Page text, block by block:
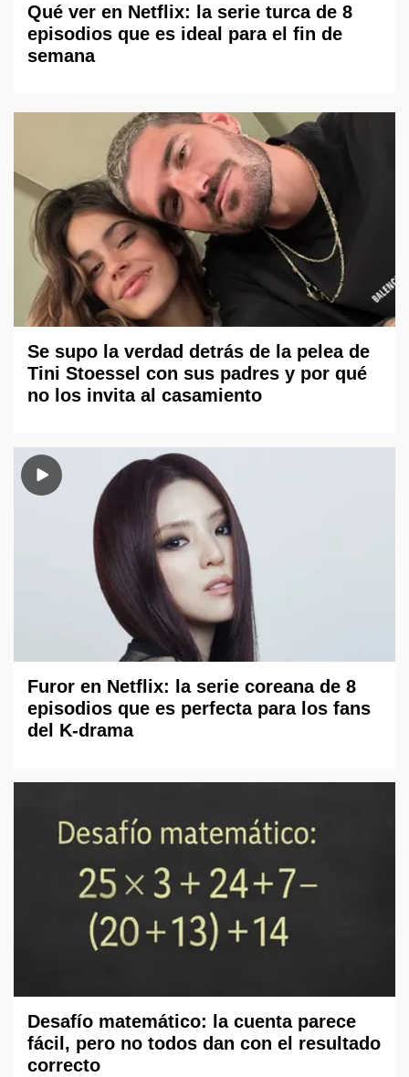
Qué ver en Netflix: la serie turca de 8
episodios que es ideal para el fin de
semana
Se supo la verdad detrás de la pelea de
Tini Stoessel con sus padres y por qué
no los invita al casamiento
Furor en Netflix: la serie coreana de 8
episodios que es perfecta para los fans
del K-drama
Desafío matemático: la cuenta parece
fácil, pero no todos dan con el resultado
correcto